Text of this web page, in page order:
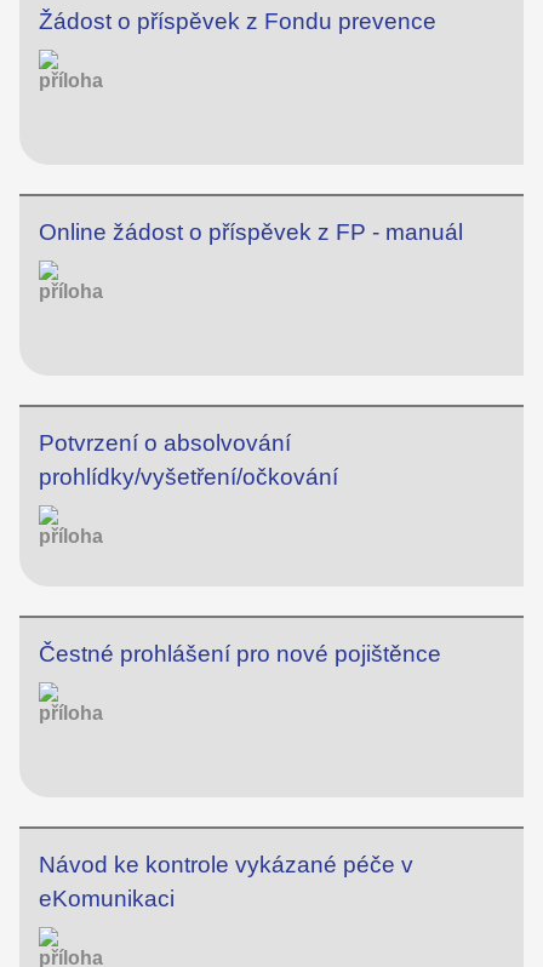
Žádost o příspěvek z Fondu prevence
Online žádost o příspěvek z FP - manuál
Potvrzení o absolvování
prohlídky/vyšetření/očkování
Čestné prohlášení pro nové pojištěnce
Návod ke kontrole vykázané péče v
eKomunikaci